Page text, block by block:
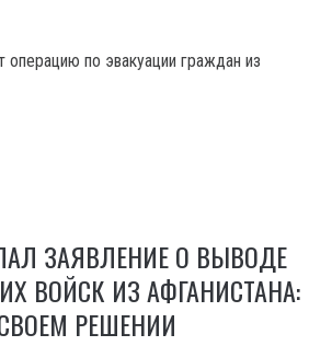
операцию по эвакуации граждан из
ЗАЯВЛЕНИЕ О ВЫВОДЕ
ВОЙСК ИЗ АФГАНИСТАНА:
РЕШЕНИИ